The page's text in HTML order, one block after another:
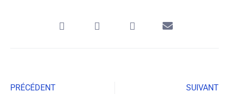
PRÉCÉDENT
SUIVANT